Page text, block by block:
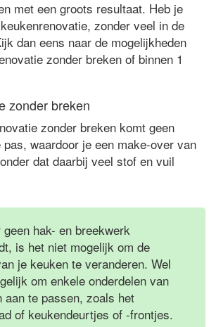
met een groots resultaat. Heb je
zonder veel in de
dan eens naar de mogelijkheden
zonder breken of binnen 1
zonder breken
zonder breken komt geen
waardoor je een make-over van
dat daarbij veel stof en vuil
hak- en breekwerk
is het niet mogelijk om de
je keuken te veranderen. Wel
om enkele onderdelen van
aan te passen, zoals het
of keukendeurtjes of -frontjes.